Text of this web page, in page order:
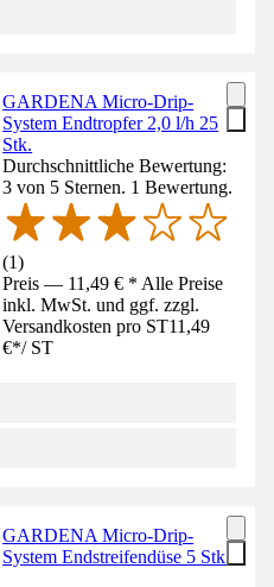
GARDENA Micro-Drip-
System Endtropfer 2,0 l/h 25
Stk.
Durchschnittliche Bewertung:
3 von 5 Sternen. 1 Bewertung.
(1)
Preis — 11,49 € * Alle Preise
inkl. MwSt. und ggf. zzgl.
Versandkosten pro ST11,49
€*/ ST
GARDENA Micro-Drip-
System Endstreifendüse 5 Stk.